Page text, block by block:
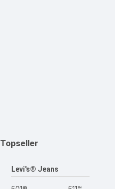
Topseller
Levi's® Jeans